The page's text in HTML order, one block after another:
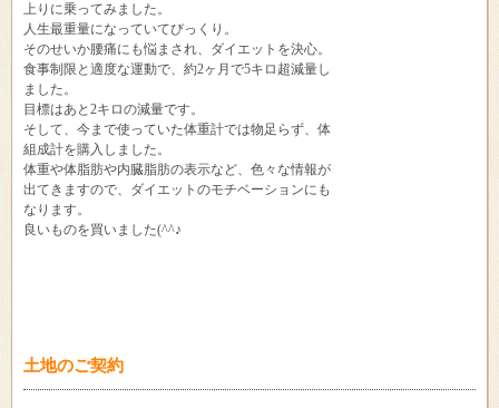
上りに乗ってみました。
人生最重量になっていてびっくり。
そのせいか腰痛にも悩まされ、ダイエットを決心。
食事制限と適度な運動で、約2ヶ月で5キロ超減量し
ました。
目標はあと2キロの減量です。
そして、今まで使っていた体重計では物足らず、体
組成計を購入しました。
体重や体脂肪や内臓脂肪の表示など、色々な情報が
出てきますので、ダイエットのモチベーションにも
なります。
良いものを買いました(^^♪
土地のご契約